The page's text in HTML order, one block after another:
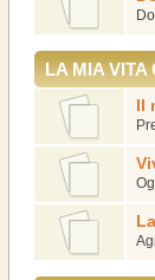
LA MIA VITA
Il